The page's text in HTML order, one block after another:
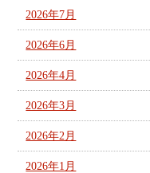
2026年7月
2026年6月
2026年4月
2026年3月
2026年2月
2026年1月